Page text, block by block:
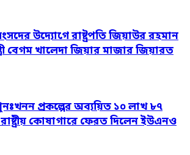
উদ্যোগে রাষ্ট্রপতি জিয়াউর রহমান
বেগম খালেদা জিয়ার মাজার জিয়ারত
প্রকল্পের অব্যয়িত ১০ লাখ ৮৭
কোষাগারে ফেরত দিলেন ইউএনও